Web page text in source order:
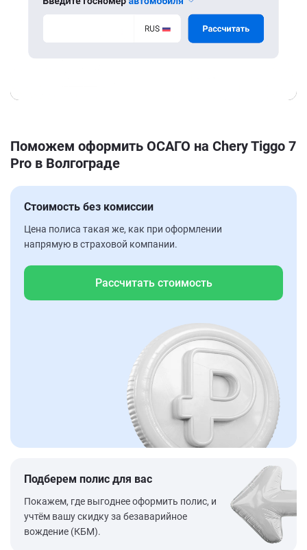
Поможем оформить ОСАГО на Chery Tiggo 7
Pro в Волгограде
Стоимость без комиссии
Цена полиса такая же, как при оформлении
напрямую в страховой компании.
Рассчитать стоимость
Подберем полис для вас
Покажем, где выгоднее оформить полис, и
учтём вашу скидку за безаварийное
вождение (КБМ).